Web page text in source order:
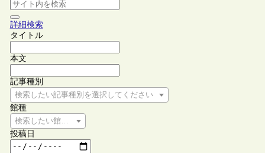
詳細検索
タイトル
本文
記事種別
検索したい記事種別を選択してください
館種
検索したい館種を選択してください
投稿日